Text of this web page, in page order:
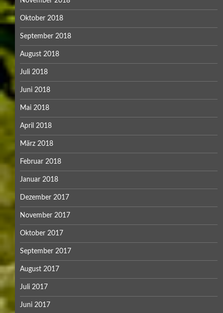
Oktober 2018
September 2018
August 2018
Juli 2018
Juni 2018
Mai 2018
April 2018
März 2018
Februar 2018
Januar 2018
Dezember 2017
November 2017
Oktober 2017
September 2017
August 2017
Juli 2017
Juni 2017